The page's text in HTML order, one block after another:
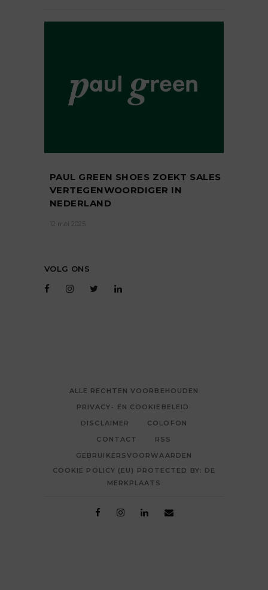
PAUL GREEN SHOES ZOEKT SALES
VERTEGENWOORDIGER IN
NEDERLAND
12 mei 2025
VOLG ONS
ALLE RECHTEN VOORBEHOUDEN
PRIVACY- EN COOKIEBELEID
DISCLAIMER
COLOFON
CONTACT
RSS
GEBRUIKERSVOORWAARDEN
COOKIE POLICY (EU) PROTECTED BY: DE
MERKPLAATS